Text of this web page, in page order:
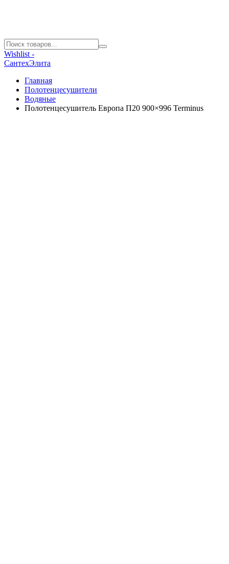
Wishlist -
СантехЭлита
Главная
Полотенцесушители
Водяные
Полотенцесушитель Европа П20 900×996 Terminus